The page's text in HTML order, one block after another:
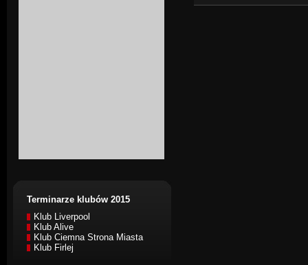
Terminarze klubów 2015
Klub Liverpool
Klub Alive
Klub Ciemna Strona Miasta
Klub Firlej